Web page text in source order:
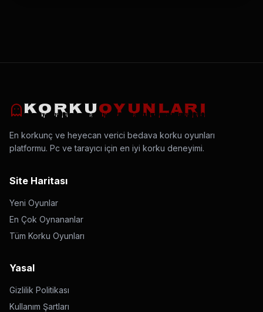
KORKUOYUNLARI
En korkunç ve heyecan verici bedava korku oyunları
platformu. Pc ve tarayıcı için en iyi korku deneyimi.
Site Haritası
Yeni Oyunlar
En Çok Oynananlar
Tüm Korku Oyunları
Yasal
Gizlilik Politikası
Kullanım Şartları